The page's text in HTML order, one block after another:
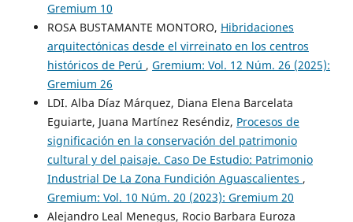
Gremium 10
ROSA BUSTAMANTE MONTORO, Hibridaciones
arquitectónicas desde el virreinato en los centros
históricos de Perú , Gremium: Vol. 12 Núm. 26 (2025):
Gremium 26
LDI. Alba Díaz Márquez, Diana Elena Barcelata
Eguiarte, Juana Martínez Reséndiz, Procesos de
significación en la conservación del patrimonio
cultural y del paisaje. Caso De Estudio: Patrimonio
Industrial De La Zona Fundición Aguascalientes ,
Gremium: Vol. 10 Núm. 20 (2023): Gremium 20
Alejandro Leal Menegus, Rocio Barbara Euroza